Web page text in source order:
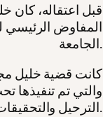
قبل اعتقاله، كان
المفاوض الرئيسي
الجامعة.
كانت قضية خليل
والتي تم تنفيذها
الترحيل والتحقيقات الفيدرالية وحجب التمويل عن عدة جامعات.